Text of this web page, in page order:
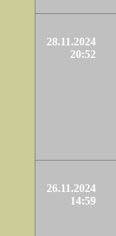
28.11.2024
20:52
26.11.2024
14:59